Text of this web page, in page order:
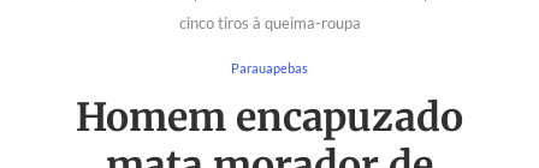
cinco tiros à queima-roupa
Parauapebas
Homem encapuzado